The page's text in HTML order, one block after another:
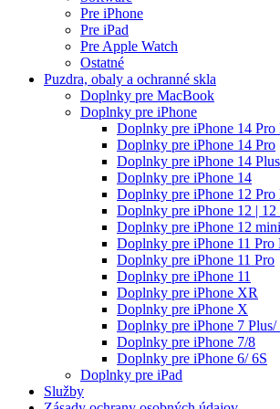
Pre iPhone
Pre iPad
Pre Apple Watch
Ostatné
Puzdra, obaly a ochranné skla
Doplnky pre MacBook
Doplnky pre iPhone
Doplnky pre iPhone 14 Pro
Doplnky pre iPhone 14 Pro
Doplnky pre iPhone 14 Plus
Doplnky pre iPhone 14
Doplnky pre iPhone 12 Pro
Doplnky pre iPhone 12 | 12
Doplnky pre iPhone 12 mini
Doplnky pre iPhone 11 Pro
Doplnky pre iPhone 11 Pro
Doplnky pre iPhone 11
Doplnky pre iPhone XR
Doplnky pre iPhone X
Doplnky pre iPhone 7 Plus/
Doplnky pre iPhone 7/8
Doplnky pre iPhone 6/ 6S
Doplnky pre iPad
Služby